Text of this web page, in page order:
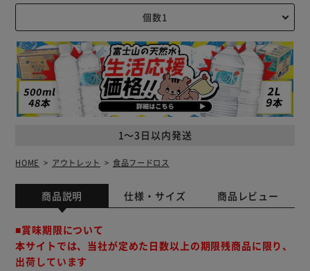
1～3日以内発送
HOME アウトレット 食品フードロス
商品説明 仕様・サイズ 商品レビュー
■賞味期限について
本サイトでは、当社が定めた日数以上の期限残商品に限り、
出荷しています